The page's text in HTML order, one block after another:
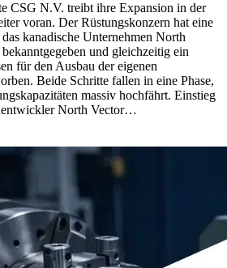
CSG N.V. treibt ihre Expansion in der
voran. Der Rüstungskonzern hat eine
kanadische Unternehmen North
und gleichzeitig ein
für den Ausbau der eigenen
Beide Schritte fallen in eine Phase,
massiv hochfährt. Einstieg
North Vector…